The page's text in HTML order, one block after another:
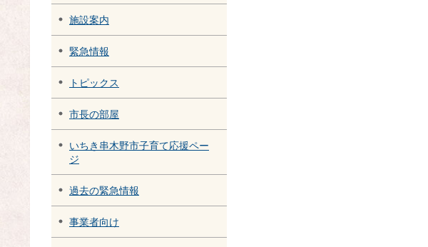
施設案内
緊急情報
トピックス
市長の部屋
いちき串木野市子育て応援ペー
ジ
過去の緊急情報
事業者向け